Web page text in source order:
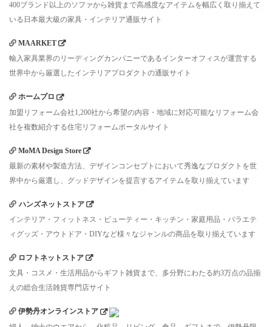
400ブランド以上のソファから雑貨まで高感度なアイテムを幅広く取り揃えて
いる日本最大級の家具・インテリア通販サイト
MAARKET
輸入家具業界のリーディングカンパニーであるインターオフィスが運営する
世界中から厳選したインテリアプロダクトの通販サイト
ホームプロ
加盟リフォーム会社1,200社から希望の内容・地域に対応可能なリフォーム会
社を複数紹介する住宅リフォームポータルサイト
MoMA Design Store
最新の素材や製造方法、デザインコンセプトにおいて秀逸なプロダクトを世
界中から厳選し、グッドデザインを提言するアイテムを取り揃えています
ハンズネットストア
インテリア・フィットネス・ビューティー・キッチン・家庭用品・バラエテ
ィグッズ・アウトドア・DIYなど様々なジャンルの商品を取り揃えています
ロフトネットストア
文具・コスメ・生活用品からギフト雑貨まで、多分野にわたる約3万点の品揃
えの総合生活雑貨専門店サイト
伊勢丹オンラインストア